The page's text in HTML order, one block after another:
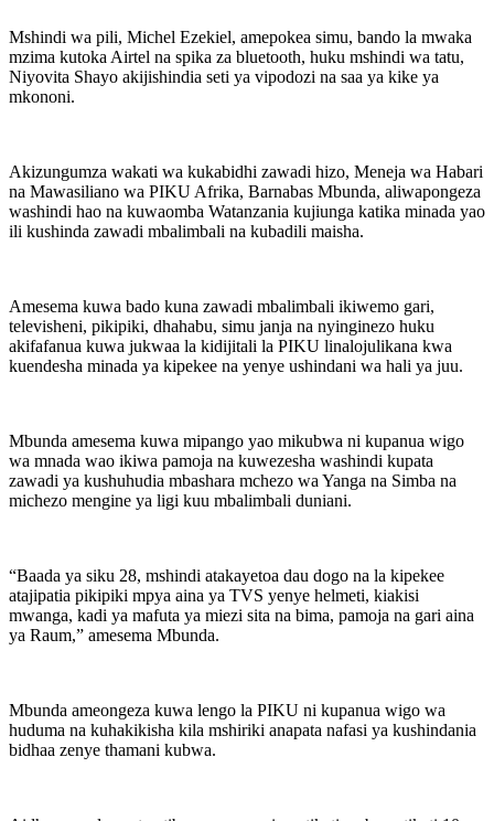
Mshindi wa pili, Michel Ezekiel, amepokea simu, bando la mwaka
mzima kutoka Airtel na spika za bluetooth, huku mshindi wa tatu,
Niyovita Shayo akijishindia seti ya vipodozi na saa ya kike ya
mkononi.
Akizungumza wakati wa kukabidhi zawadi hizo, Meneja wa Habari
na Mawasiliano wa PIKU Afrika, Barnabas Mbunda, aliwapongeza
washindi hao na kuwaomba Watanzania kujiunga katika minada yao
ili kushinda zawadi mbalimbali na kubadili maisha.
Amesema kuwa bado kuna zawadi mbalimbali ikiwemo gari,
televisheni, pikipiki, dhahabu, simu janja na nyinginezo huku
akifafanua kuwa jukwaa la kidijitali la PIKU linalojulikana kwa
kuendesha minada ya kipekee na yenye ushindani wa hali ya juu.
Mbunda amesema kuwa mipango yao mikubwa ni kupanua wigo
wa mnada wao ikiwa pamoja na kuwezesha washindi kupata
zawadi ya kushuhudia mbashara mchezo wa Yanga na Simba na
michezo mengine ya ligi kuu mbalimbali duniani.
“Baada ya siku 28, mshindi atakayetoa dau dogo na la kipekee
atajipatia pikipiki mpya aina ya TVS yenye helmeti, kiakisi
mwanga, kadi ya mafuta ya miezi sita na bima, pamoja na gari aina
ya Raum,” amesema Mbunda.
Mbunda ameongeza kuwa lengo la PIKU ni kupanua wigo wa
huduma na kuhakikisha kila mshiriki anapata nafasi ya kushindania
bidhaa zenye thamani kubwa.